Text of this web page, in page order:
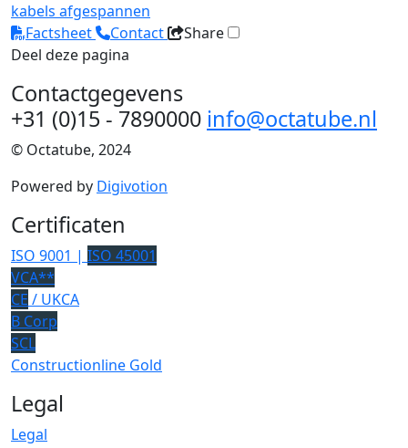
kabels afgespannen
Factsheet
Contact
Share
Deel deze pagina
Contactgegevens
+31 (0)15 - 7890000 info@octatube.nl
© Octatube, 2024
Powered by Digivotion
Certificaten
ISO 9001 | ISO 45001
VCA**
CE / UKCA
B Corp
SCL
Constructionline Gold
Legal
Legal